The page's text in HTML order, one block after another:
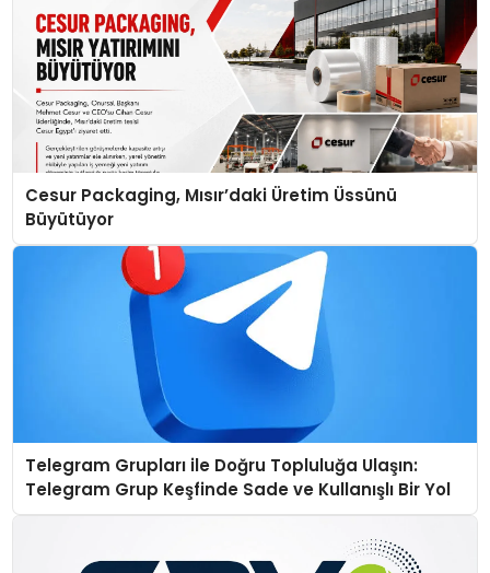
Cesur Packaging, Mısır’daki Üretim Üssünü
Büyütüyor
Telegram Grupları ile Doğru Topluluğa Ulaşın:
Telegram Grup Keşfinde Sade ve Kullanışlı Bir Yol